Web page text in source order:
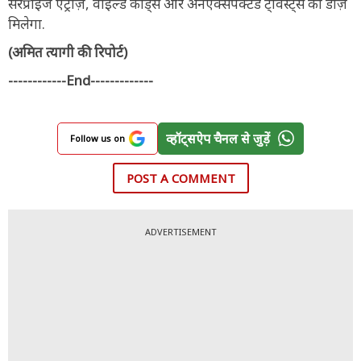
मिलेगा.
(अमित त्यागी की रिपोर्ट)
------------End-------------
Follow us on व्हॉट्सऐप चैनल से जुड़ें
POST A COMMENT
ADVERTISEMENT